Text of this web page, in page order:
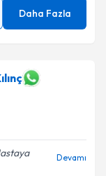
Daha Fazla
Devamı